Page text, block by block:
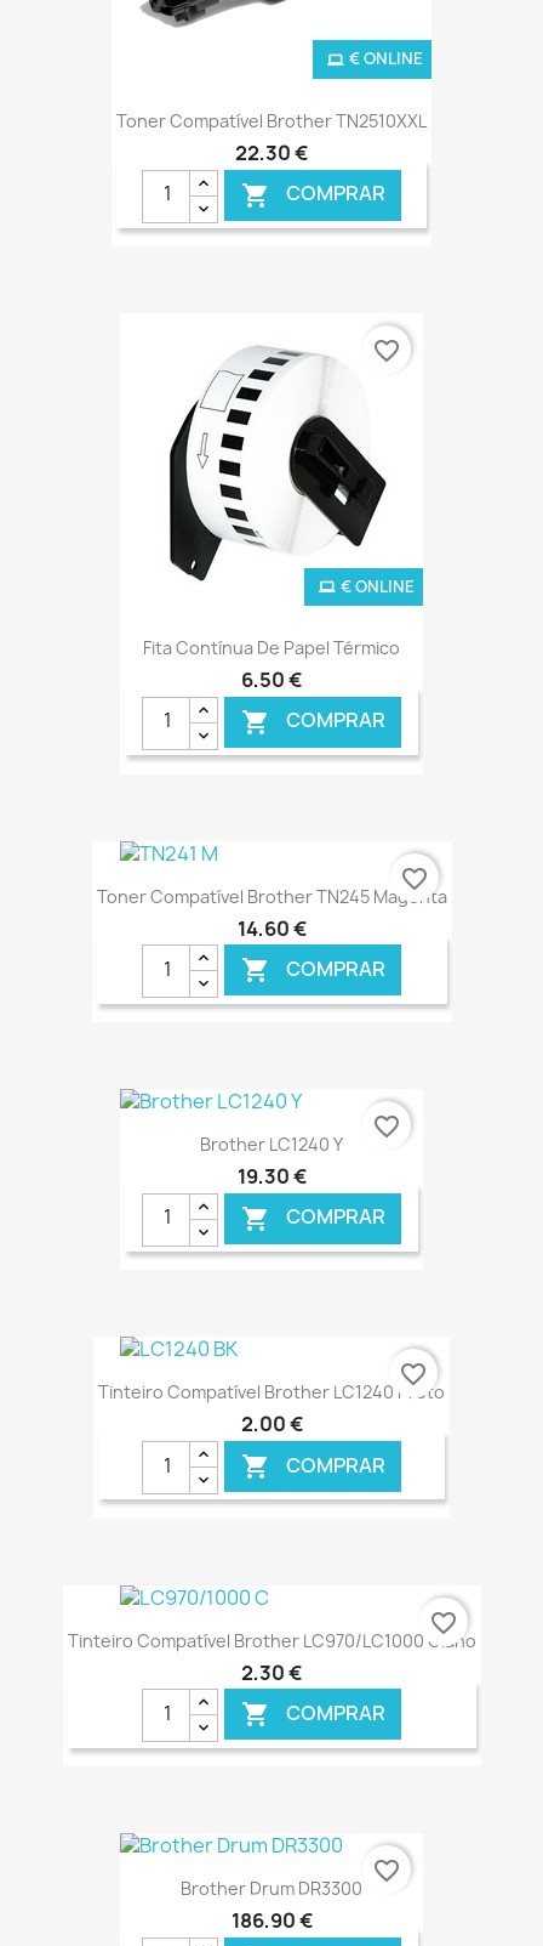
Toner Compatível Brother TN2510XXL
22,30 €
 COMPRAR
€ ONLINE
Fita Contínua De Papel Térmico
6,50 €
 COMPRAR
€ ONLINE
favorite_border
Toner Compatível Brother TN245 Magenta
14,60 €
 COMPRAR
€ ONLINE
favorite_border
Brother LC1240 Y
19,30 €
 COMPRAR
€ ONLINE
favorite_border
Tinteiro Compatível Brother LC1240 Preto
2,00 €
 COMPRAR
€ ONLINE
favorite_border
Tinteiro Compatível Brother LC970/LC1000 Ciano
2,30 €
 COMPRAR
€ ONLINE
favorite_border
Brother Drum DR3300
186,90 €
favorite_border